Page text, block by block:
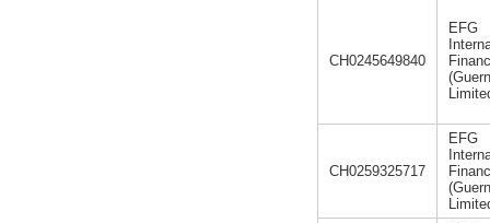
CH0245649840
EFG
CH0259325717
EFG